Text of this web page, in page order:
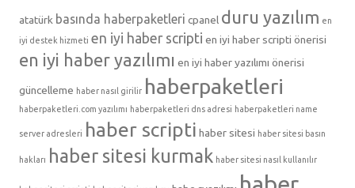
atatürk basında haberpaketleri cpanel duru yazılım en
iyi destek hizmeti en iyi haber scripti en iyi haber scripti önerisi
en iyi haber yazılımı en iyi haber yazılımı önerisi
güncelleme haber nasıl girilir haberpaketleri
haberpaketleri.com yazılımı haberpaketleri dns adresi haberpaketleri name
server adresleri haber scripti haber sitesi haber sitesi basın
hakları haber sitesi kurmak haber sitesi nasıl kullanılır